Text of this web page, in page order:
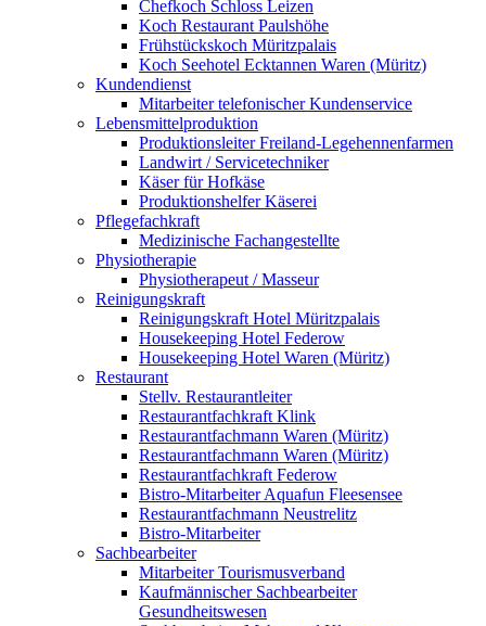
Chefkoch Schloss Leizen
Koch Restaurant Paulshöhe
Frühstückskoch Müritzpalais
Koch Seehotel Ecktannen Waren (Müritz)
Kundendienst
Mitarbeiter telefonischer Kundenservice
Lebensmittelproduktion
Produktionsleiter Freiland-Legehennenfarmen
Landwirt / Servicetechniker
Käser für Hofkäse
Produktionshelfer Käserei
Pflegefachkraft
Medizinische Fachangestellte
Physiotherapie
Physiotherapeut / Masseur
Reinigungskraft
Reinigungskraft Hotel Müritzpalais
Housekeeping Hotel Federow
Housekeeping Hotel Waren (Müritz)
Restaurant
Stellv. Restaurantleiter
Restaurantfachkraft Klink
Restaurantfachmann Waren (Müritz)
Restaurantfachmann Waren (Müritz)
Restaurantfachkraft Federow
Bistro-Mitarbeiter Aquafun Fleesensee
Restaurantfachmann Neustrelitz
Bistro-Mitarbeiter
Sachbearbeiter
Mitarbeiter Tourismusverband
Kaufmännischer Sachbearbeiter
Gesundheitswesen